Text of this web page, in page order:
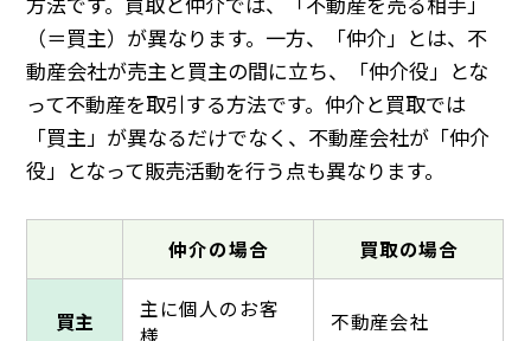
（＝買主）が異なります。一方、「仲介」とは、不
動産会社が売主と買主の間に立ち、「仲介役」とな
って不動産を取引する方法です。仲介と買取では
「買主」が異なるだけでなく、不動産会社が「仲介
役」となって販売活動を行う点も異なります。
仲介の場合 買取の場合
買主
主に個人のお客
様
不動産会社